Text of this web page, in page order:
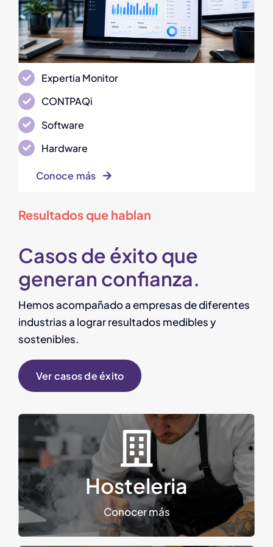
Expertia Monitor
CONTPAQi
Software
Hardware
Conoce más
Resultados que hablan
Casos de éxito que
generan confianza.
Hemos acompañado a empresas de diferentes
industrias a lograr resultados medibles y
sostenibles.
Ver casos de éxito
Hosteleria
Conocer más
Hosteleria
Control contable para una expansión
comercial exitosa.